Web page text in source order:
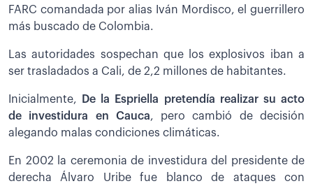
FARC comandada por alias Iván Mordisco, el guerrillero
más buscado de Colombia.
Las autoridades sospechan que los explosivos iban a
ser trasladados a Cali, de 2,2 millones de habitantes.
Inicialmente,
De la Espriella pretendía realizar su acto
de investidura en Cauca, pero cambió de decisión
alegando malas condiciones climáticas.
En 2002 la ceremonia de investidura del presidente de
derecha Álvaro Uribe fue blanco de ataques con